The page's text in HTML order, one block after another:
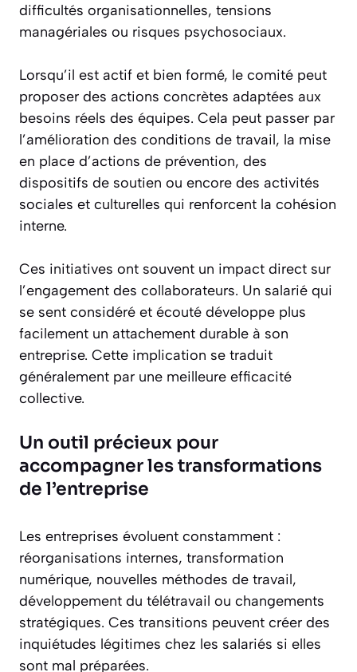
difficultés organisationnelles, tensions
managériales ou risques psychosociaux.
Lorsqu’il est actif et bien formé, le comité peut
proposer des actions concrètes adaptées aux
besoins réels des équipes. Cela peut passer par
l’amélioration des conditions de travail, la mise
en place d’actions de prévention, des
dispositifs de soutien ou encore des activités
sociales et culturelles qui renforcent la cohésion
interne.
Ces initiatives ont souvent un impact direct sur
l’engagement des collaborateurs. Un salarié qui
se sent considéré et écouté développe plus
facilement un attachement durable à son
entreprise. Cette implication se traduit
généralement par une meilleure efficacité
collective.
Un outil précieux pour
accompagner les transformations
de l’entreprise
Les entreprises évoluent constamment :
réorganisations internes, transformation
numérique, nouvelles méthodes de travail,
développement du télétravail ou changements
stratégiques. Ces transitions peuvent créer des
inquiétudes légitimes chez les salariés si elles
sont mal préparées.